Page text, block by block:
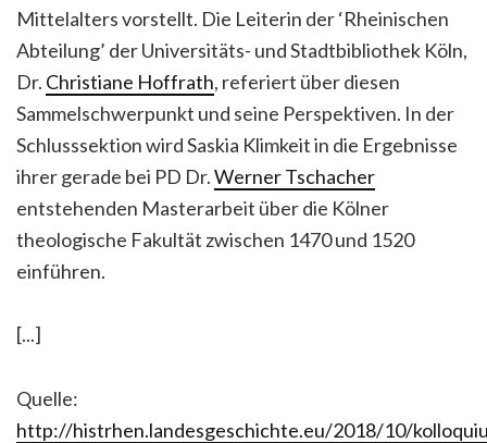
Mittelalters vorstellt. Die Leiterin der ‘Rheinischen
Abteilung’ der Universitäts- und Stadtbibliothek Köln,
Dr. Christiane Hoffrath, referiert über diesen
Sammelschwerpunkt und seine Perspektiven. In der
Schlusssektion wird Saskia Klimkeit in die Ergebnisse
ihrer gerade bei PD Dr.Werner Tschacher
entstehenden Masterarbeit über die Kölner
theologische Fakultät zwischen 1470 und 1520
einführen.
[...]
Quelle:
http://histrhen.landesgeschichte.eu/2018/10/